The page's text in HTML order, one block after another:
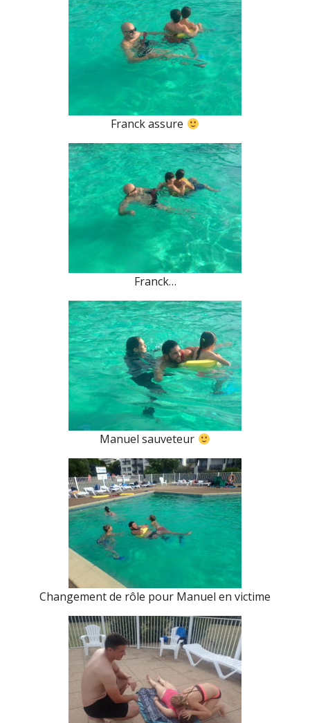
Franck assure
Franck…
Manuel sauveteur
Changement de rôle pour Manuel en victime